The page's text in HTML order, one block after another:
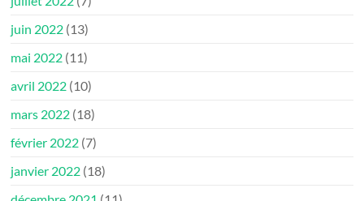
juin 2022 (13)
mai 2022 (11)
avril 2022 (10)
mars 2022 (18)
février 2022 (7)
janvier 2022 (18)